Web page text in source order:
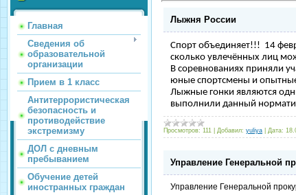
Главная
Сведения об
образовательной
организации
Прием в 1 класс
Антитеррористическая
безопасность и
противодействие
экстремизму
ДОЛ с дневным
пребыванием
Обучение детей
иностранных граждан
Лыжня России
Спорт объединяет!!! 14
сколько увлечённых лиц
В соревнованиях приняли
юные спортсмены и
Лыжные гонки являются
выполнили данный
Просмотров: 111 Добавил: yuliya Дата:
Управление Генеральной
Управление Генеральной